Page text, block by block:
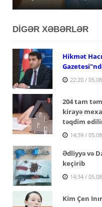
DİGƏR XƏBƏRLƏR
Hikmət
22:20 /
204 tam
kirayə
təqdim
14:39 /
Ədliyyə və
keçirib
14:34 /
Kim Çen